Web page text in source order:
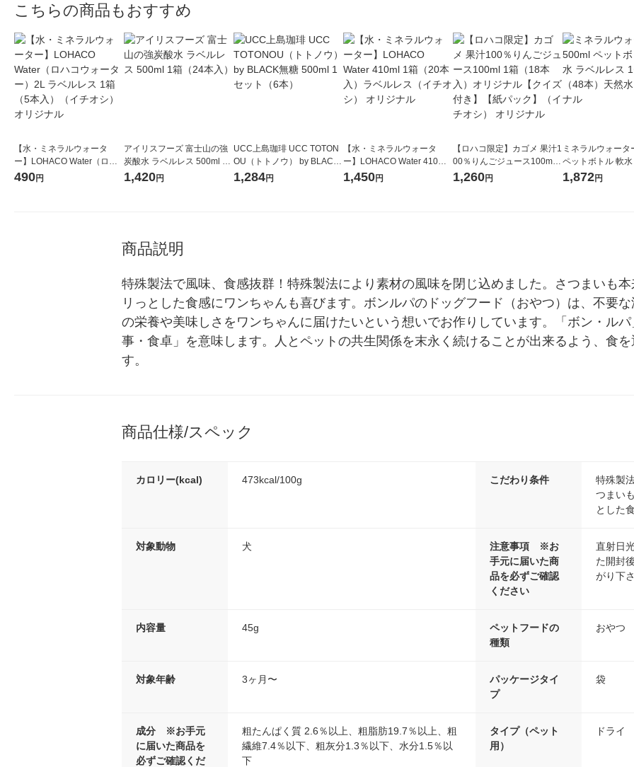
こちらの商品もおすすめ
【水・ミネラルウォータ
ー】LOHACO Water（ロハ
コウォーター）2L ラベルレ
490円
アイリスフーズ 富士山の強
炭酸水 ラベルレス 500ml 1
箱（24本入）
1,420円
UCC上島珈琲 UCC TOTON
OU（トトノウ） by BLACK
無糖 500ml 1セット（6本）
1,284円
【水・ミネラルウォータ
ー】LOHACO Water 410ml
1箱（20本入）ラベルレス
（イチオシ） オリジナル
1,450円
【ロハコ限定】カゴメ 果汁1
00％りんごジュース100ml 1
箱（18本入）オリジナル
【クイズ付き】【紙パッ
1,260円
ミネラルウォータ
ペットボトル 軟水
ス 1セット（48本
オリジナル
1,872円
商品説明
特殊製法で風味、食感抜群！特殊製法により素材の風味を閉じ込めました。さつまいも
リっとした食感にワンちゃんも喜びます。ボンルパのドッグフード（おやつ）は、不要
の栄養や美味しさをワンちゃんに届けたいという想いでお作りしています。「ボン・ル
事・食卓」を意味します。人とペットの共生関係を末永く続けることが出来るよう、食
す。
商品仕様/スペック
カロリー(kcal) 473kcal/100g こだわり条件
特殊製
つまい
とした
対象動物 犬
注意事項 ※お
手元に届いた商
品を必ずご確認
ください
直射日
た開封
がり下さ
内容量 45g
ペットフードの
種類
おやつ
対象年齢 3ヶ月〜
パッケージタイ
プ
袋
成分 ※お手元
に届いた商品を
必ずご確認くだ
粗たんぱく質 2.6％以上、粗脂肪19.7％以上、粗
繊維7.4％以下、粗灰分1.3％以下、水分1.5％以
下
タイプ（ペット
用）
ドライ